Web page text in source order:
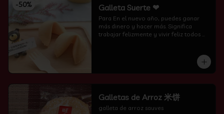
-50% Galleta Suerte ❤
Para En el nuevo año, puedes ganar
más dinero y hacer más. Significa
trabajar felizmente y vivir feliz todos
Galletas de Arroz 米饼
galleta de arroz sauves